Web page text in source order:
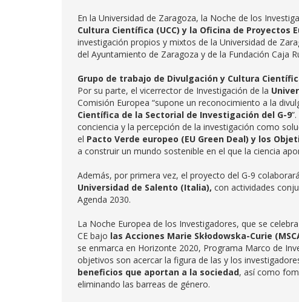
En la Universidad de Zaragoza, la Noche de los
Cultura Científica (UCC) y la Oficina de Proyectos
investigación propios y mixtos de la Universidad de
del Ayuntamiento de Zaragoza y de la Fundación Caja
Grupo de trabajo de Divulgación y Cultura
Por su parte, el vicerrector de Investigación de la
Comisión Europea “supone un reconocimiento a la
Científica de la Sectorial de Investigación del G-9
conciencia y la percepción de la investigación como
el Pacto Verde europeo (EU Green Deal) y los
a construir un mundo sostenible en el que la ciencia
Además, por primera vez, el proyecto del G-9
Universidad de Salento (Italia), con actividades
Agenda 2030.
La Noche Europea de los Investigadores, que se
CE bajo las Acciones Marie Skłodowska-Curie
se enmarca en Horizonte 2020, Programa Marco de
objetivos son acercar la figura de las y los
beneficios que aportan a la sociedad, así como
eliminando las barreas de género.